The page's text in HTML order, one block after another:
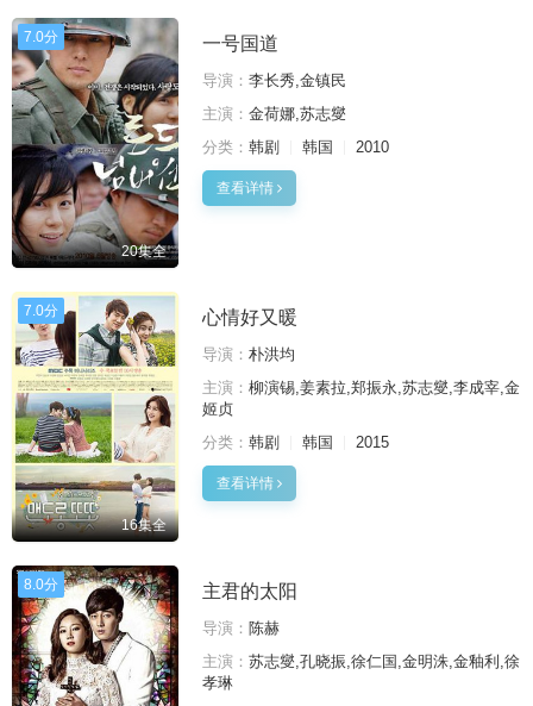
7.0分
20集全
一号国道
导演： 李长秀,金镇民
主演： 金荷娜,苏志燮
分类： 韩剧 韩国 2010
查看详情
7.0分
16集全
心情好又暖
导演： 朴洪均
主演： 柳演锡,姜素拉,郑振永,苏志燮,李成宰,金
姬贞
分类： 韩剧 韩国 2015
查看详情
8.0分 主君的太阳
导演： 陈赫
主演： 苏志燮,孔晓振,徐仁国,金明洙,金釉利,徐
孝琳